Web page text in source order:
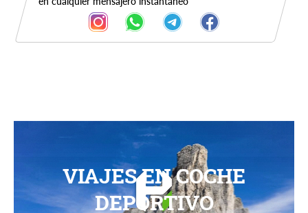
VIAJES EN COCHE
DEPORTIVO